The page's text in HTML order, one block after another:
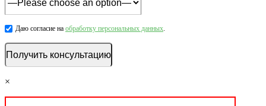
Даю согласие на обработку персональных данных.
×